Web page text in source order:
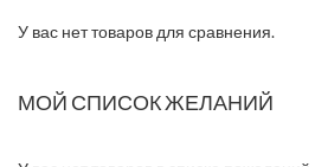
У вас нет товаров для сравнения.
МОЙ СПИСОК ЖЕЛАНИЙ